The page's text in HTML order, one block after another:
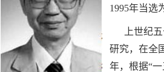
1995年当选
上世纪
研究，在全
年，根据“